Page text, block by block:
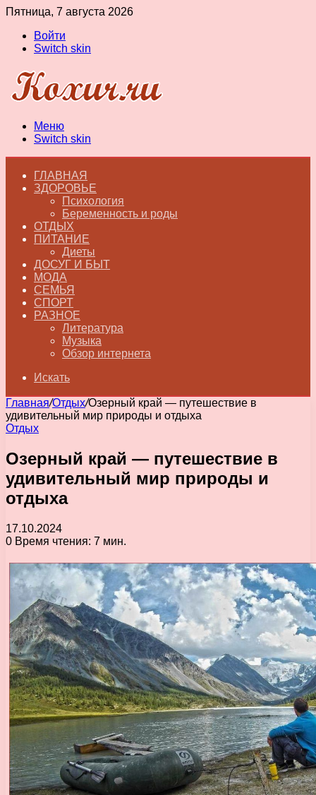
Пятница, 7 августа 2026
Войти
Switch skin
Меню
Switch skin
ГЛАВНАЯ
ЗДОРОВЬЕ
Психология
Беременность и роды
ОТДЫХ
ПИТАНИЕ
Диеты
ДОСУГ И БЫТ
МОДА
СЕМЬЯ
СПОРТ
РАЗНОЕ
Литература
Музыка
Обзор интернета
Искать
Главная/Отдых/Озерный край — путешествие в
удивительный мир природы и отдыха
Отдых
Озерный край — путешествие в
удивительный мир природы и
отдыха
17.10.2024
0 Время чтения: 7 мин.